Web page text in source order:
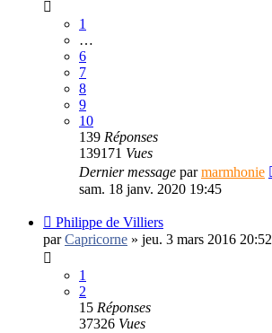
1
…
6
7
8
9
10
139 Réponses
139171 Vues
Dernier message parmarmhonie
sam. 18 janv. 2020 19:45
Philippe de Villiers
parCapricorne » jeu. 3 mars 2016 20:52
1
2
15 Réponses
37326 Vues